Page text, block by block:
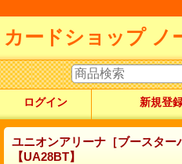
カードショップ ノ
ログイン 新規登
ユニオンアリーナ［ブースター
【UA28BT】